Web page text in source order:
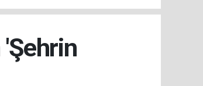
Yakalandı